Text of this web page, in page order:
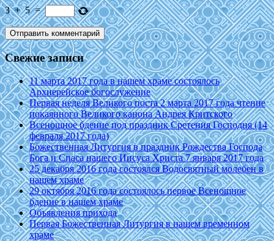
3 + 5 =
Свежие записи
11 марта 2017 года в нашем храме состоялось
Архиерейское богослужение
Первая неделя Великого поста 2 марта 2017 года чтение
покаянного Великого канона Андрея Критского
Всенощное бдение под праздник Сретения Господня (14
февраля 2017 года)
Божественная Литургия в праздник Рождества Господа
Бога и Спаса нашего Иисуса Христа 7 января 2017 года
25 декабря 2016 года состоялся Водосвятный молебен в
нашем храме
29 октября 2016 года состоялось первое Всенощное
бдение в нашем храме
Объявления прихода
Первая Божественная Литургия в нашем временном
храме